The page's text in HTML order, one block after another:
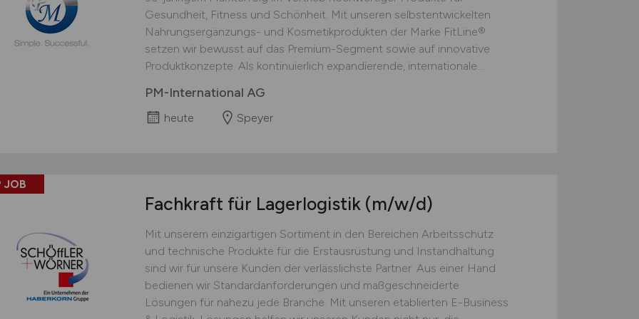
Gesundheit, Fitness und Schönheit. Mit unseren selbstentwickelten
Nahrungsergänzungs- und Kosmetikprodukten der Marke FitLine®
setzen wir bewusst auf das Premium-Segment sowie auf innovative
Produktkonzepte. Als kontinuierlich expandierende, internationale...
PM-International AG
heute Speyer
JOB
Fachkraft für Lagerlogistik (m/w/d)
Mit unserem einzigartigen Sortiment in den Bereichen Arbeitsschutz
und technische Produkte für die Erstausrüstung und Instandhaltung
sind wir für unsere Kunden der verlässlichste Partner. Aus einer Hand
bedienen wir Standardanforderungen und maßgeschneiderte
Lösungen für nahezu jede Branche. Mit unseren etablierten E-Business